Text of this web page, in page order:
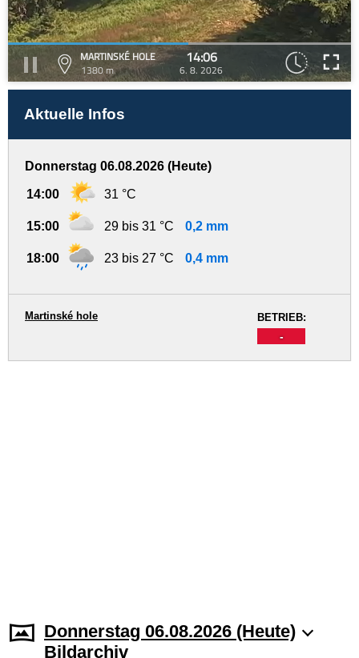
MARTINSKÉ HOLE
1380 m
14:06
6. 8. 2026
Aktuelle Infos
Donnerstag 06.08.2026 (Heute)
14:00 31 °C
15:00 29 bis 31 °C 0,2 mm
18:00 23 bis 27 °C 0,4 mm
BETRIEB:
-
Martinské hole
Donnerstag 06.08.2026 (Heute)
Bildarchiv